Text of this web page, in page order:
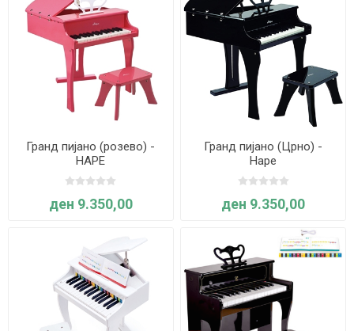
Гранд пијано (розево) -
HAPE
ден 9.350,00
Гранд пијано (Црно) -
Hape
ден 9.350,00